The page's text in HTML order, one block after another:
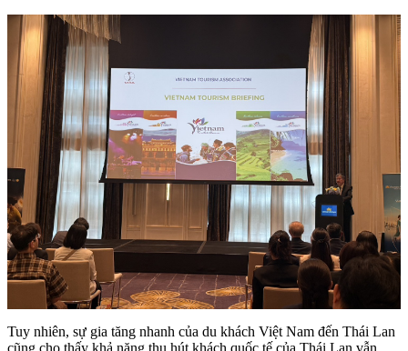
Tuy nhiên, sự gia tăng nhanh của du khách Việt Nam đến Thái Lan
cũng cho thấy khả năng thu hút khách quốc tế của Thái Lan vẫn